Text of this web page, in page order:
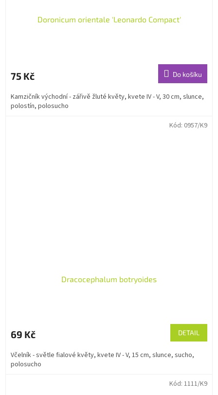
Doronicum orientale 'Leonardo Compact'
75 Kč Do košíku
Kamzičník východní - zářivě žluté květy, kvete IV - V, 30 cm, slunce,
polostín, polosucho
Dracocephalum botryoides
69 Kč DETAIL
Včelník - světle fialové květy, kvete IV - V, 15 cm, slunce, sucho,
polosucho
Kód: 0957/K9
Kód: 1111/K9